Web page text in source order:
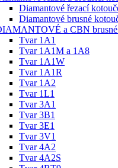
Diamantové řezací
Diamantové brusné
a CBN brusné
Tvar 1A1
Tvar 1A1M a 1A8
Tvar 1A1W
Tvar 1A1R
Tvar 1A2
Tvar 1L1
Tvar 3A1
Tvar 3B1
Tvar 3E1
Tvar 3V1
Tvar 4A2
Tvar 4A2S